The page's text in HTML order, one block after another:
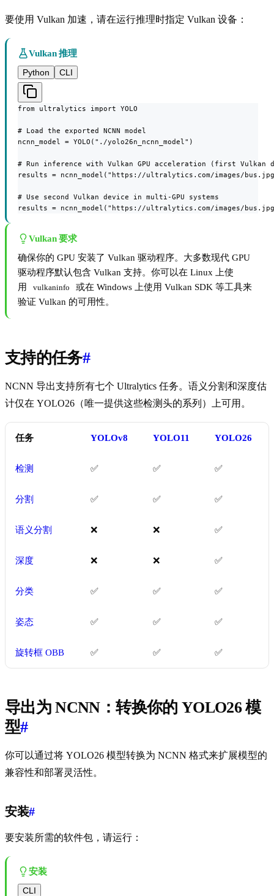
要使用 Vulkan 加速，请在运行推理时指定 Vulkan 设备：
Vulkan 推理
Python
CLI
from ultralytics import YOLO
# Load the exported NCNN model
ncnn_model = YOLO("./yolo26n_ncnn_model")
# Run inference with Vulkan GPU acceleration (first Vulkan
results = ncnn_model("https://ultralytics.com/images/
# Use second Vulkan device in multi-GPU systems
results = ncnn_model("https://ultralytics.com/images/
Vulkan 要求
确保你的 GPU 安装了 Vulkan 驱动程序。大多数现代 GPU
驱动程序默认包含 Vulkan 支持。你可以在 Linux 上使
用
vulkaninfo
或在 Windows 上使用 Vulkan SDK 等工具来
验证 Vulkan 的可用性。
支持的任务#
NCNN 导出支持所有七个 Ultralytics 任务。语义分割和深度估
计仅在 YOLO26（唯一提供这些检测头的系列）上可用。
任务 YOLOv8 YOLO11 YOLO26
检测 ✅ ✅ ✅
分割 ✅ ✅ ✅
语义分割 ❌ ❌ ✅
深度 ❌ ❌ ✅
分类 ✅ ✅ ✅
姿态 ✅ ✅ ✅
旋转框 OBB ✅ ✅ ✅
导出为 NCNN：转换你的 YOLO26 模
型#
你可以通过将 YOLO26 模型转换为 NCNN 格式来扩展模型的
兼容性和部署灵活性。
安装#
要安装所需的软件包，请运行：
安装
CLI